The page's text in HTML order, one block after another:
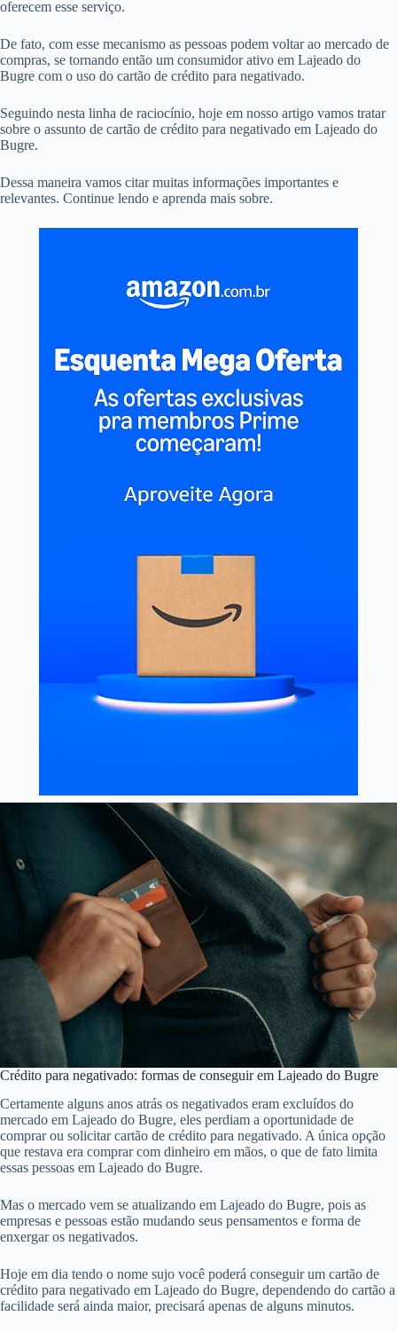
oferecem esse serviço.
De fato, com esse mecanismo as pessoas podem voltar ao mercado de
compras, se tornando então um consumidor ativo em Lajeado do
Bugre com o uso do cartão de crédito para negativado.
Seguindo nesta linha de raciocínio, hoje em nosso artigo vamos tratar
sobre o assunto de cartão de crédito para negativado em Lajeado do
Bugre.
Dessa maneira vamos citar muitas informações importantes e
relevantes. Continue lendo e aprenda mais sobre.
Crédito para negativado: formas de conseguir em Lajeado do Bugre
Certamente alguns anos atrás os negativados eram excluídos do
mercado em Lajeado do Bugre, eles perdiam a oportunidade de
comprar ou solicitar cartão de crédito para negativado. A única opção
que restava era comprar com dinheiro em mãos, o que de fato limita
essas pessoas em Lajeado do Bugre.
Mas o mercado vem se atualizando em Lajeado do Bugre, pois as
empresas e pessoas estão mudando seus pensamentos e forma de
enxergar os negativados.
Hoje em dia tendo o nome sujo você poderá conseguir um cartão de
crédito para negativado em Lajeado do Bugre, dependendo do cartão a
facilidade será ainda maior, precisará apenas de alguns minutos.